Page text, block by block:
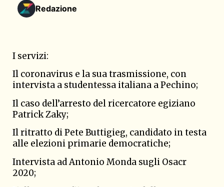
Redazione
I servizi:
Il coronavirus e la sua trasmissione, con
intervista a studentessa italiana a Pechino;
Il caso dell’arresto del ricercatore egiziano
Patrick Zaky;
Il ritratto di Pete Buttigieg, candidato in testa
alle elezioni primarie democratiche;
Intervista ad Antonio Monda sugli Osacr
2020;